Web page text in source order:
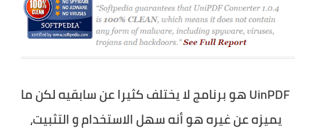
UinPDF هو برنامج لا يختلف كثيرا عن سابقيه لكن ما
يميزه عن غيره هو أنه سهل الاستخدام و التثبيت،